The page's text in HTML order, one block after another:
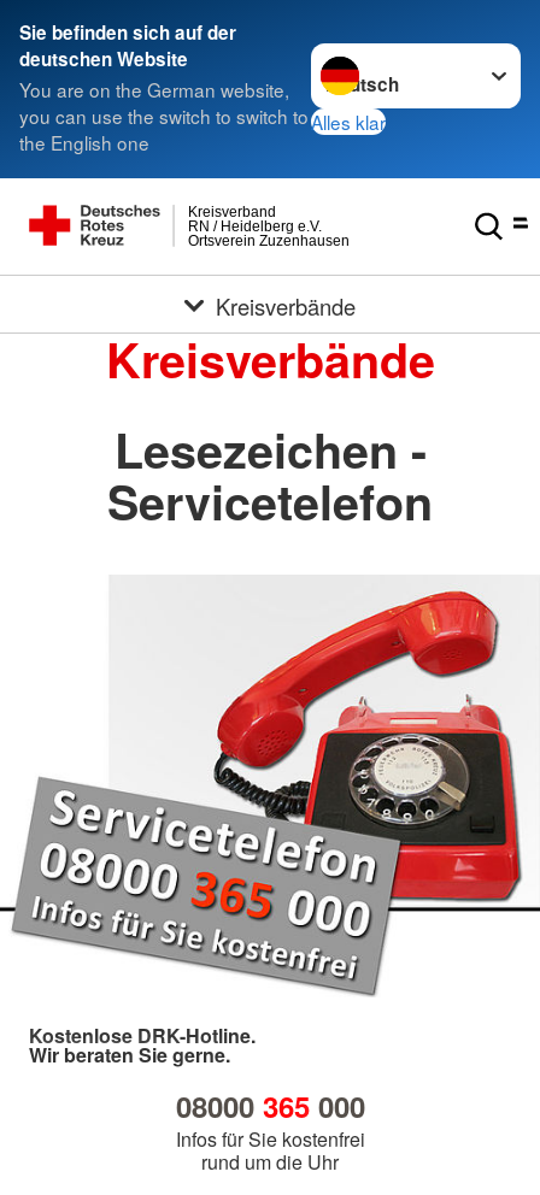
Sie befinden sich auf der
deutschen Website
You are on the German website,
you can use the switch to switch to
the English one
Sprache wechseln zu
Alles klar
Ortsverein Zuzenhausen
RN / Heidelberg e.V.
Kreisverband
Kreisverbände
Kreisverbände
Lesezeichen -
Servicetelefon
Kostenlose DRK-Hotline.
Wir beraten Sie gerne.
08000 365000
Infos für Sie kostenfrei
rund um die Uhr